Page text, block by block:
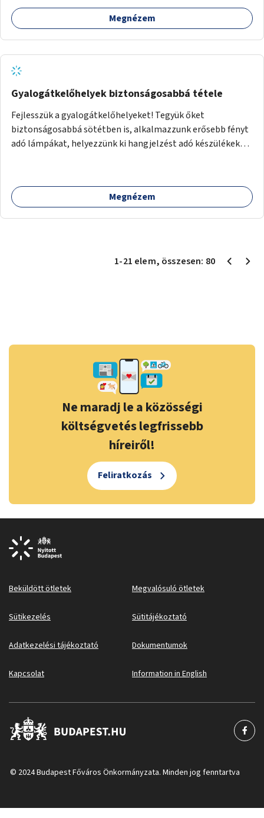
civil/szakmai szervezeti háttérrel. A program a közvetlen
segítségen, biztonságnyújtáson kívül gazdálkodásba is
szemléletformálást is céljának tekinti.
Megnézem
Gyalogátkelőhelyek biztonságosabbá tétele
Fejlesszük a gyalogátkelőhelyeket! Tegyük őket
biztonságosabbá sötétben is, alkalmazzunk erősebb fényt
adó lámpákat, helyezzünk ki hangjelzést adó készülékeket
Megnézem
1-21 elem, összesen: 80
Ne maradj le a közösségi
költségvetés legfrissebb
híreiről!
Feliratkozás
Beküldött ötletek Megvalósuló ötletek
Sütikezelés Sütitájékoztató
Adatkezelési tájékoztató Dokumentumok
Kapcsolat Information in English
© 2024 Budapest Főváros Önkormányzata. Minden jog fenntartva